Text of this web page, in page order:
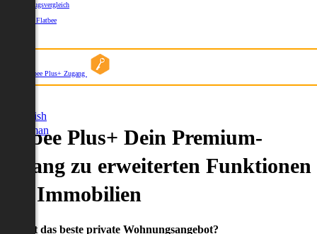
Umzugsvergleich
Über Flatbee
Flatbee Plus+ Zugang
English
German
Plus+ Dein Premium-
zu erweiterten Funktionen
Immobilien
willst das beste private Wohnungsangebot?